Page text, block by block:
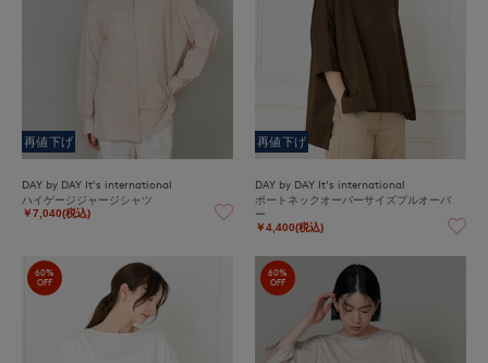
再値下げ
DAY by DAY It's international
ハイゲージジャージシャツ
￥7,040(税込)
再値下げ
DAY by DAY It's international
ボートネックオーバーサイズプルオーバ
ー
￥4,400(税込)
60%
OFF
60%
OFF